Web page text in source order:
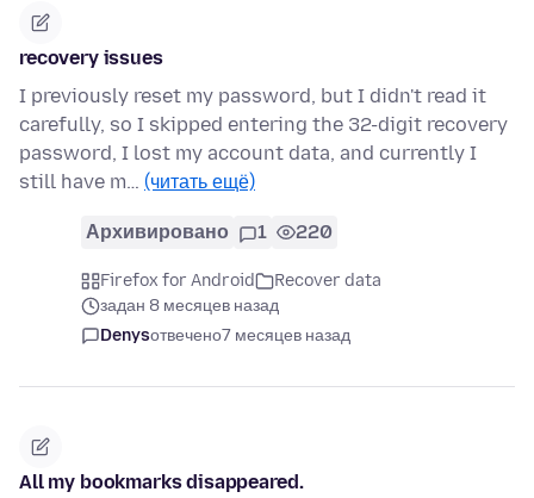
recovery issues
I previously reset my password, but I didn't read it
carefully, so I skipped entering the 32-digit recovery
password, I lost my account data, and currently I
still have m… (читать ещё)
Архивировано 1 220
Firefox for Android
Recover data
задан 8 месяцев назад
Denysотвечено7 месяцев назад
All my bookmarks disappeared.